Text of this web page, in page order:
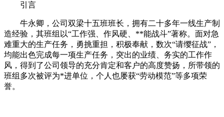
引言
牛永卿，公司双梁十五班班长，拥有二十多年一线生产制
造经验，其班组以“工作强、作风硬、**能战斗”著称。面对急
难重大的生产任务，勇挑重担，积极奉献，数次“请缨征战”，
均能出色完成每一项生产任务，突出的业绩、务实的工作作
风，得到了公司领导的充分肯定和客户的高度赞扬，所带领的
班组多次被评为*进单位，个人也屡获“劳动模范”等多项荣
誉。